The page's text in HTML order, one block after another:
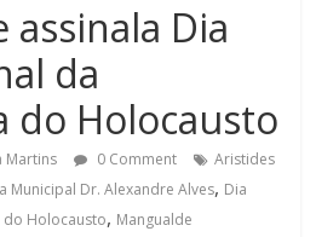
assinala Dia
da
do Holocausto
Martins 0 Comment
Aristides
Municipal Dr. Alexandre Alves, Dia
do Holocausto, Mangualde